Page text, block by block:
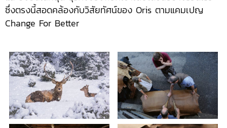
ซึ่งตรงนี้สอดคล้องกับวิสัยทัศน์ของ Oris ตามแคมเปญ
Change For Better